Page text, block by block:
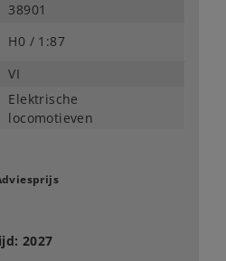
38901
H0 / 1:87
VI
Elektrische
locomotieven
2027